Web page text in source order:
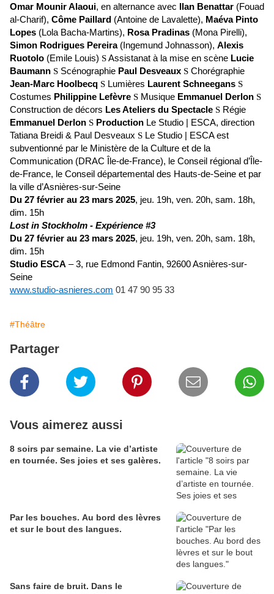
Omar Mounir Alaoui, en alternance avec Ilan Benattar (Fouad
al-Charif), Côme Paillard (Antoine de Lavalette), Maéva Pinto
Lopes (Lola Bacha-Martins), Rosa Pradinas (Mona Pirelli),
Simon Rodrigues Pereira(Ingemund Johnasson), Alexis
Ruotolo (Emile Louis) SAssistanat à la mise en scène Lucie
Baumann S Scénographie Paul Desveaux S Chorégraphie
Jean-Marc Hoolbecq S Lumières Laurent Schneegans S
Costumes Philippine Lefèvre S Musique Emmanuel Derlon S
Construction de décors Les Ateliers du Spectacle S Régie
Emmanuel Derlon S Production Le Studio | ESCA, direction
Tatiana Breidi & Paul Desveaux S Le Studio | ESCA est
subventionné par le Ministère de la Culture et de la
Communication (DRAC Île-de-France), le Conseil régional d’Île-
de-France, le Conseil départemental des Hauts-de-Seine et par
la ville d’Asnières-sur-Seine
Du 27 février au 23 mars 2025, jeu. 19h, ven. 20h, sam. 18h,
dim. 15h
Lost in Stockholm - Expérience #3
Du 27 février au 23 mars 2025, jeu. 19h, ven. 20h, sam. 18h,
dim. 15h
Studio ESCA – 3, rue Edmond Fantin, 92600 Asnières-sur-
Seine
www.studio-asnieres.com 01 47 90 95 33
#Théâtre
Partager
Vous aimerez aussi
8 soirs par semaine. La vie d’artiste
en tournée. Ses joies et ses galères.
Par les bouches. Au bord des lèvres
et sur le bout des langues.
Sans faire de bruit. Dans le